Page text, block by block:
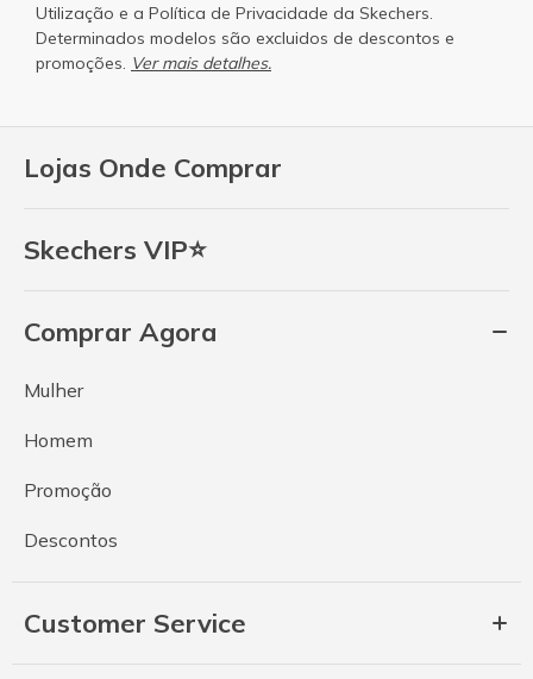
Lojas Onde Comprar
Skechers VIP⭐
Comprar Agora
Mulher
Homem
Promoção
Descontos
Customer Service
Utilização e a Política de Privacidade da Skechers.
Determinados modelos são excluidos de descontos e
promoções. Ver mais detalhes.